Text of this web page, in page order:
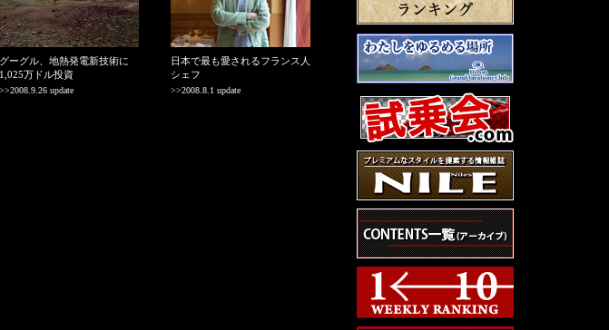
グーグル、地熱発電新技術に
1,025万ドル投資
>>2008.9.26 update
日本で最も愛されるフランス人
シェフ
>>2008.8.1 update